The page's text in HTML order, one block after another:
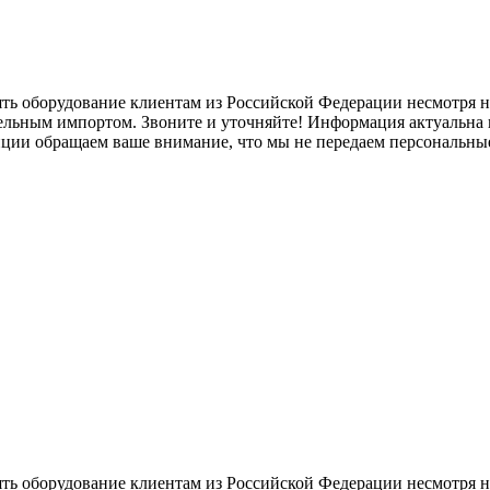
оборудование клиентам из Российской Федерации
импортом. Звоните и уточняйте! Информация актуальна
обращаем ваше внимание, что мы не передаем
оборудование клиентам из Российской Федерации